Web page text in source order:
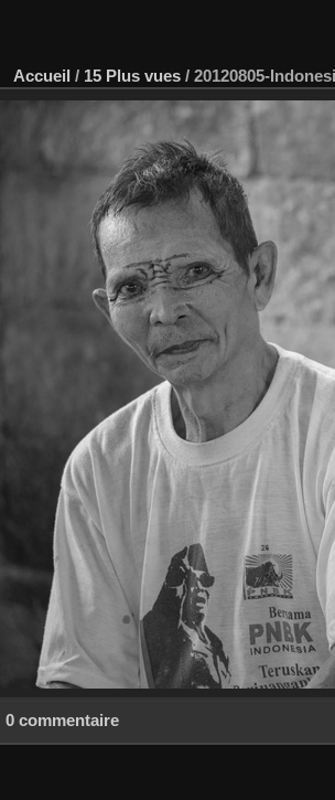
Accueil / 15 Plus vues / 20120805-
0 commentaire